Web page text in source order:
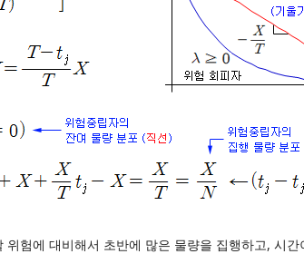
험에 대비해서 초반에 많은 물량을 집행하고, 시